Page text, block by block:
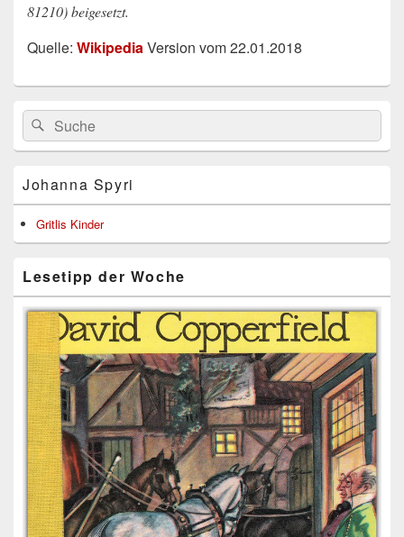
81210) beigesetzt.
Quelle: WikipediaVersion vom 22.01.2018
Primärer
Seitenleisten
Widget-
Bereich
Search
for:
Suche
Johanna Spyri
Gritlis Kinder
Lesetipp der Woche